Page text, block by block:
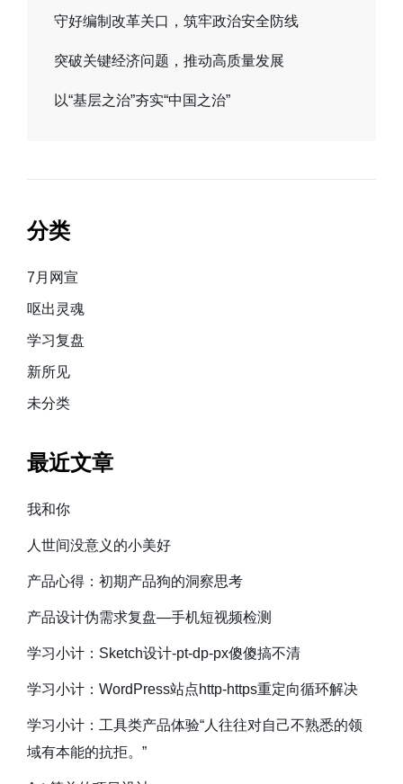
守好编制改革关口，筑牢政治安全防线
突破关键经济问题，推动高质量发展
以“基层之治”夯实“中国之治”
分类
7月网宣
呕出灵魂
学习复盘
新所见
未分类
最近文章
我和你
人世间没意义的小美好
产品心得：初期产品狗的洞察思考
产品设计伪需求复盘—手机短视频检测
学习小计：Sketch设计-pt-dp-px傻傻搞不清
学习小计：WordPress站点http-https重定向循环解决
学习小计：工具类产品体验“人往往对自己不熟悉的领
域有本能的抗拒。”